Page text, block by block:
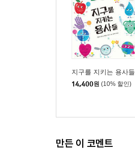
지구를 지키는 용사들
14,400원 (10% 할인)
만든 이 코멘트